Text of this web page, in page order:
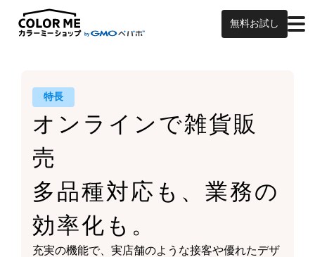
無料お試し
特長
オンラインで雑貨販
売
多品種対応も、業務の
効率化も。
充実の機能で、実店舗のような接客や優れたデザ